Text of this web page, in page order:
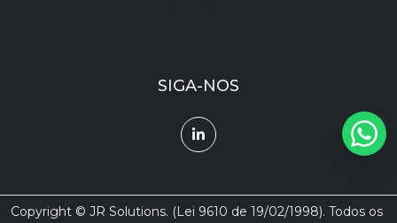
SIGA-NOS
Copyright © JR Solutions. (Lei 9610 de 19/02/1998). Todos os